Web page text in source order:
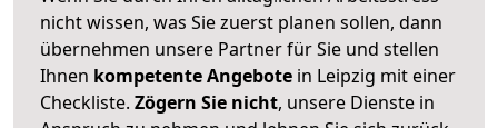
nicht wissen, was Sie zuerst planen sollen, dann
übernehmen unsere Partner für Sie und stellen
Ihnen kompetente Angebote in Leipzig mit einer
Checkliste. Zögern Sie nicht, unsere Dienste in